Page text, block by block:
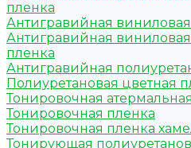
пленка
Антигравийная
Антигравийная
пленка
Антигравийная
Полиуретановая цветная
Тонировочная
Тонировочная пленка
Тонировочная пленка
Тонирующая